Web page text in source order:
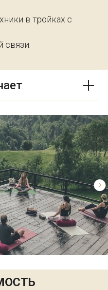
в тройках с
связи.